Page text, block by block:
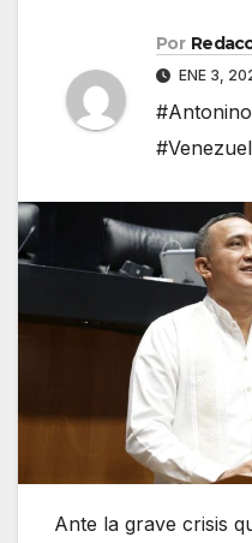
Por
ENE 3,
Ante la grave crisis